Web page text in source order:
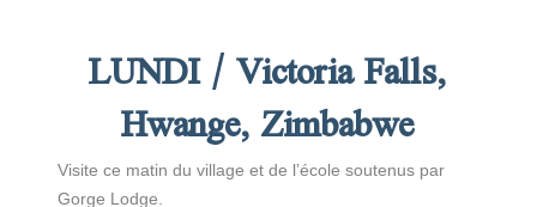
LUNDI / Victoria Falls,
Hwange, Zimbabwe
Visite ce matin du village et de l’école soutenus par
Gorge Lodge.